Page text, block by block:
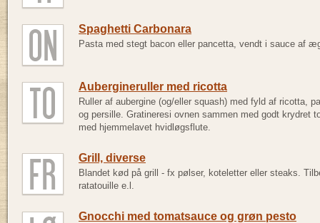
Spaghetti Carbonara
Pasta med stegt bacon eller pancetta, vendt i sauce af
Aubergineruller med ricotta
Ruller af aubergine (og/eller squash) med fyld af ricotta,
og persille. Gratineresi ovnen sammen med godt krydret
med hjemmelavet hvidløgsflute.
Grill, diverse
Blandet kød på grill - fx pølser, koteletter eller steaks.
ratatouille e.l.
Gnocchi med tomatsauce og grøn pesto